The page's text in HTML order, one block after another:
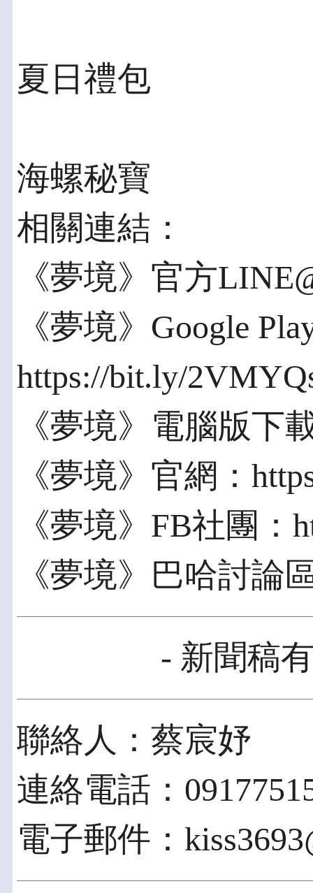
夏日禮包
海螺秘寶
相關連結：
《夢境》官方
《夢境》Google
https://bit.ly/
《夢境》電腦版下
《夢境》官網：
《夢境》FB社團：
《夢境》巴哈討論
- 新聞稿
聯絡人：蔡宸妤
連絡電話：
電子郵件：